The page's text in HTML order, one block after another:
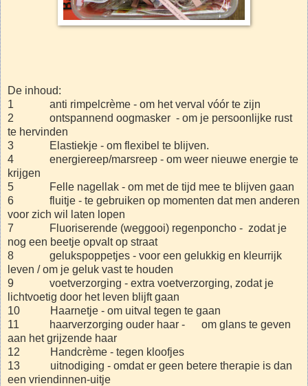
De inhoud:
1 anti rimpelcrème - om het verval vóór te zijn
2 ontspannend oogmasker - om je persoonlijke rust
te hervinden
3 Elastiekje - om flexibel te blijven.
4 energiereep/marsreep - om weer nieuwe energie te
krijgen
5 Felle nagellak - om met de tijd mee te blijven gaan
6 fluitje - te gebruiken op momenten dat men anderen
voor zich wil laten lopen
7 Fluoriserende (weggooi) regenponcho - zodat je
nog een beetje opvalt op straat
8 gelukspoppetjes - voor een gelukkig en kleurrijk
leven / om je geluk vast te houden
9 voetverzorging - extra voetverzorging, zodat je
lichtvoetig door het leven blijft gaan
10 Haarnetje - om uitval tegen te gaan
11 haarverzorging ouder haar - om glans te geven
aan het grijzende haar
12 Handcrème - tegen kloofjes
13 uitnodiging - omdat er geen betere therapie is dan
een vriendinnen-uitje